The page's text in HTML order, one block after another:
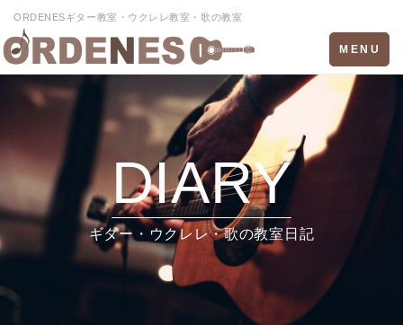
ORDENESギター教室・ウクレレ教室・歌の教室
Toggle
navigation
MENU
DIARY
ギター・ウクレレ・歌の教室日記